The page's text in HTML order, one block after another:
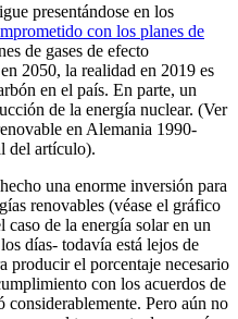
presentándose en los
con los planes de
de gases de efecto
2050, la realidad en 2019 es
en el país. En parte, un
de la energía nuclear. (Ver
en Alemania 1990-
del artículo).
una enorme inversión para
renovables (véase el gráfico
caso de la energía solar en un
días- todavía está lejos de
producir el porcentaje necesario
con los acuerdos de
considerablemente. Pero aún no